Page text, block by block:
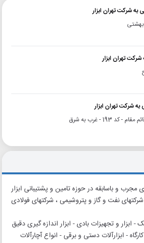
به شرکت تهران ابزار
بهشتی
تهران ابزار
شرکت تهران ابزار
193 - غرب به شرق
مجرب و باسابقه در حوزه تامین و پشتیبانی ابزار
نفت و گاز و پتروشیمی ، شرکتهای فولادی
- ابزار و تجهیزات بادی - ابزار اندازه گیری دقیق
- ابزارآلات دستی و برقی - انواع آچارآلات